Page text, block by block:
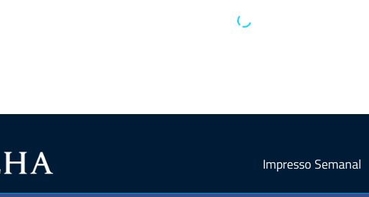
Impresso Semanal